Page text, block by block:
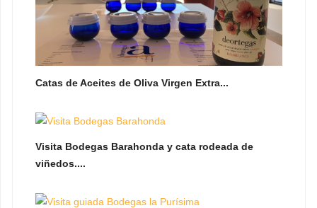
Catas de Aceites de Oliva Virgen Extra...
Visita Bodegas Barahonda y cata rodeada de
viñedos....